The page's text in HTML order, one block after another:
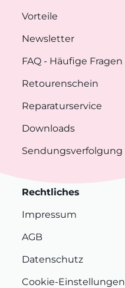
Vorteile
Newsletter
FAQ - Häufige Fragen
Retourenschein
Reparaturservice
Downloads
Sendungsverfolgung
Rechtliches
Impressum
AGB
Datenschutz
Cookie-Einstellungen